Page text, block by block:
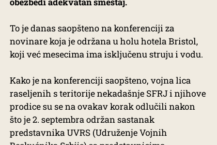
To je danas saopšteno na konferenciji za
novinare koja je održana u holu hotela Bristol,
koji već mesecima ima isključenu struju i vodu.
Kako je na konferenciji saopšteno, vojna lica
raseljenih s teritorije nekadašnje SFRJ i njihove
prodice su se na ovakav korak odlučili nakon
što je 2. septembra održan sastanak
predstavnika UVRS (Udruženje Vojnih